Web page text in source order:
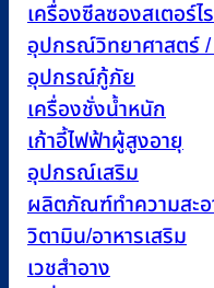
เครื่องซีลซองสเตอร์
อุปกรณ์วิทยาศาสตร์
อุปกรณ์กู้ภัย
เครื่องชั่งน้ำหนัก
เก้าอี้ไฟฟ้าผู้สูงอายุ
อุปกรณ์เสริม
ผลิตภัณฑ์ทำความสะอ
วิตามิน/อาหารเสริม
เวชสำอาง